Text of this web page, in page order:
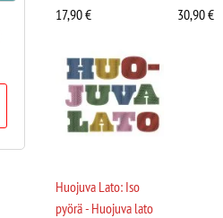
17,90€
30,90€
Huojuva Lato: Iso
pyörä - Huojuva lato